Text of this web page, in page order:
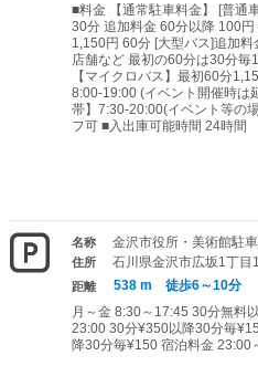
■料金 【通常駐車料金】 [普通
30分 追加料金 60分以降 100
1,150円 60分 [大型バス]追加
店舗など 最初の60分は30分毎
【マイクロバス】最初60分
8:00-19:00 (イベント開催時は
帯】7:30-20:00(イベント等の
フ可 ■入出庫可能時間 24時間
名称 金沢市役所・美術館駐
住所 石川県金沢市広坂1丁目
距離
538 m 徒歩6～10分
月～金 8:30～17:45 30分無料
23:00 30分¥350以降30分毎
降30分毎¥150 宿泊料金 23:00